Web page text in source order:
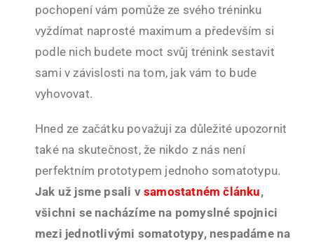
pochopení vám pomůže ze svého tréninku
vyždímat naprosté maximum a především si
podle nich budete moct svůj trénink sestavit
sami v závislosti na tom, jak vám to bude
vyhovovat.
Hned ze začátku považuji za důležité upozornit
také na skutečnost, že nikdo z nás není
perfektním prototypem jednoho somatotypu.
Jak už jsme psali v samostatném článku,
všichni se nacházíme na pomyslné spojnici
mezi jednotlivými somatotypy, nespadáme na